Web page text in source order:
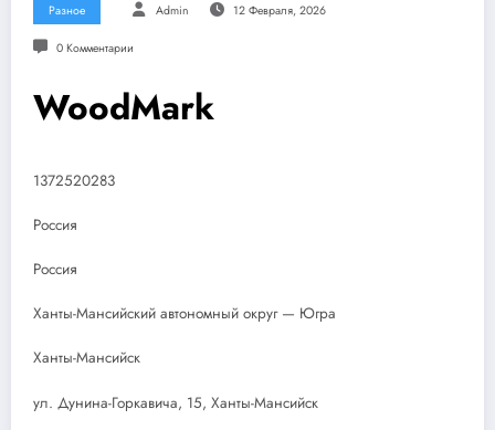
Разное Admin 12 Февраля, 2026
0 Комментарии
WoodMark
1372520283
Россия
Россия
Ханты-Мансийский автономный округ — Югра
Ханты-Мансийск
ул. Дунина-Горкавича, 15, Ханты-Мансийск